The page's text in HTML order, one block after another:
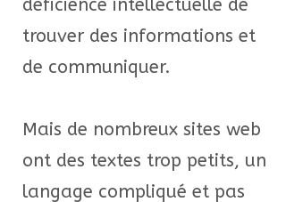
déficience intellectuelle de
trouver des informations et
de communiquer.
Mais de nombreux sites web
ont des textes trop petits, un
langage compliqué et pas